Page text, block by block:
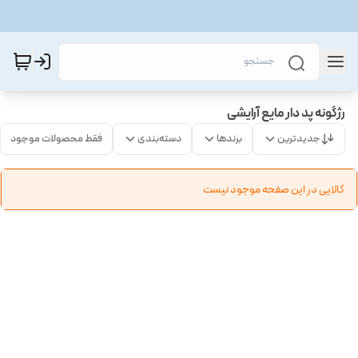
رژگونه پد دار مایع آرایشی
جدیدترین برندها دسته‌بندی فقط محصولات موجود
کالایی در این صفحه موجود نیست